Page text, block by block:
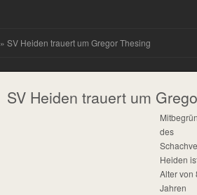
» SV Heiden trauert um Gregor Thesing
SV Heiden trauert um
des
Heiden
Alter von
Jahren